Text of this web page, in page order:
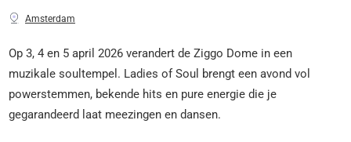
Amsterdam
Op 3, 4 en 5 april 2026 verandert de Ziggo Dome in een
muzikale soultempel. Ladies of Soul brengt een avond vol
powerstemmen, bekende hits en pure energie die je
gegarandeerd laat meezingen en dansen.